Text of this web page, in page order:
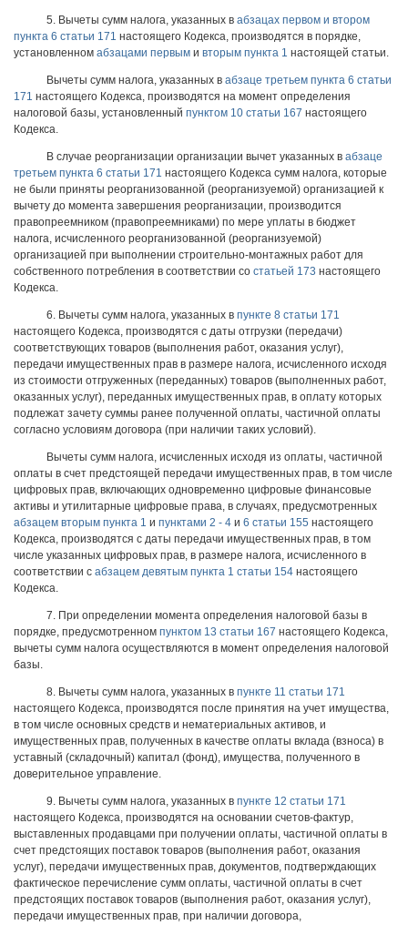
5. Вычеты сумм налога, указанных в абзацах первом и втором
пункта 6 статьи 171 настоящего Кодекса, производятся в порядке,
установленном абзацами первым и вторым пункта 1 настоящей статьи.
Вычеты сумм налога, указанных в абзаце третьем пункта 6 статьи
171 настоящего Кодекса, производятся на момент определения
налоговой базы, установленный пунктом 10 статьи 167 настоящего
Кодекса.
В случае реорганизации организации вычет указанных в абзаце
третьем пункта 6 статьи 171 настоящего Кодекса сумм налога, которые
не были приняты реорганизованной (реорганизуемой) организацией к
вычету до момента завершения реорганизации, производится
правопреемником (правопреемниками) по мере уплаты в бюджет
налога, исчисленного реорганизованной (реорганизуемой)
организацией при выполнении строительно-монтажных работ для
собственного потребления в соответствии со статьей 173 настоящего
Кодекса.
6. Вычеты сумм налога, указанных в пункте 8 статьи 171
настоящего Кодекса, производятся с даты отгрузки (передачи)
соответствующих товаров (выполнения работ, оказания услуг),
передачи имущественных прав в размере налога, исчисленного исходя
из стоимости отгруженных (переданных) товаров (выполненных работ,
оказанных услуг), переданных имущественных прав, в оплату которых
подлежат зачету суммы ранее полученной оплаты, частичной оплаты
согласно условиям договора (при наличии таких условий).
Вычеты сумм налога, исчисленных исходя из оплаты, частичной
оплаты в счет предстоящей передачи имущественных прав, в том числе
цифровых прав, включающих одновременно цифровые финансовые
активы и утилитарные цифровые права, в случаях, предусмотренных
абзацем вторым пункта 1 и пунктами 2 - 4 и 6 статьи 155 настоящего
Кодекса, производятся с даты передачи имущественных прав, в том
числе указанных цифровых прав, в размере налога, исчисленного в
соответствии с абзацем девятым пункта 1 статьи 154 настоящего
Кодекса.
7. При определении момента определения налоговой базы в
порядке, предусмотренном пунктом 13 статьи 167 настоящего Кодекса,
вычеты сумм налога осуществляются в момент определения налоговой
базы.
8. Вычеты сумм налога, указанных в пункте 11 статьи 171
настоящего Кодекса, производятся после принятия на учет имущества,
в том числе основных средств и нематериальных активов, и
имущественных прав, полученных в качестве оплаты вклада (взноса) в
уставный (складочный) капитал (фонд), имущества, полученного в
доверительное управление.
9. Вычеты сумм налога, указанных в пункте 12 статьи 171
настоящего Кодекса, производятся на основании счетов-фактур,
выставленных продавцами при получении оплаты, частичной оплаты в
счет предстоящих поставок товаров (выполнения работ, оказания
услуг), передачи имущественных прав, документов, подтверждающих
фактическое перечисление сумм оплаты, частичной оплаты в счет
предстоящих поставок товаров (выполнения работ, оказания услуг),
передачи имущественных прав, при наличии договора,